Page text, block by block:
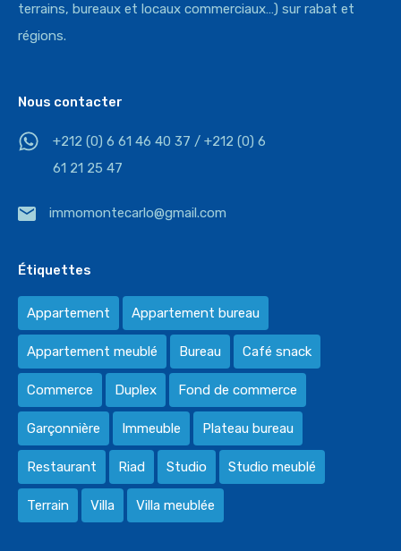
terrains, bureaux et locaux commerciaux…) sur rabat et
régions.
Nous contacter
+212 (0) 6 61 46 40 37 / +212 (0) 6
61 21 25 47
immomontecarlo@gmail.com
Étiquettes
Appartement Appartement bureau
Appartement meublé Bureau Café snack
Commerce Duplex Fond de commerce
Garçonnière Immeuble Plateau bureau
Restaurant Riad Studio Studio meublé
Terrain Villa Villa meublée